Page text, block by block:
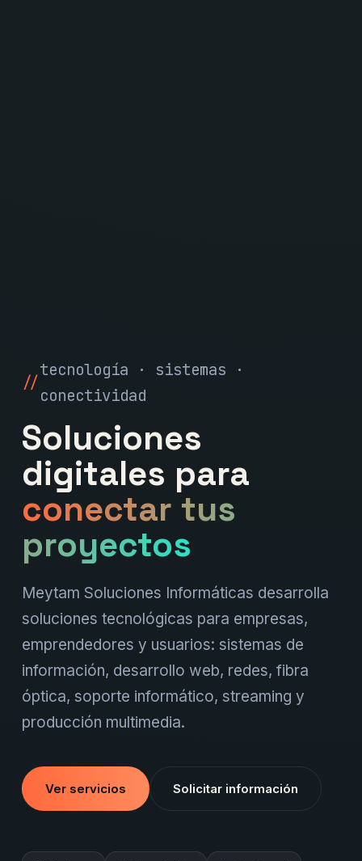
tecnología · sistemas ·
conectividad
Soluciones
digitales para
conectar tus
proyectos
Meytam Soluciones Informáticas desarrolla
soluciones tecnológicas para empresas,
emprendedores y usuarios: sistemas de
información, desarrollo web, redes, fibra
óptica, soporte informático, streaming y
producción multimedia.
Ver servicios Solicitar información